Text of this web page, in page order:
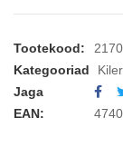
Tootekood:
Kategooriad
Jaga
EAN: